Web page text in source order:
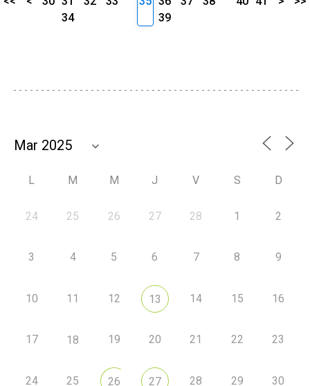
34
39
L M M J V S D
24 25 26 27 28 1 2
3 4 5 6 7 8 9
10 11 12 13 14 15 16
17 18 19 20 21 22 23
24 25 26 27 28 29 30